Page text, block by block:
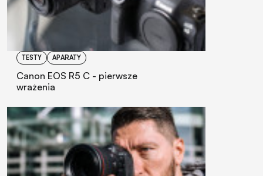
TESTY APARATY
Canon EOS R5 C - pierwsze
wrażenia